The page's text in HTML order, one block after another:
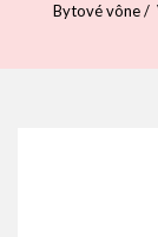
Bytové vône